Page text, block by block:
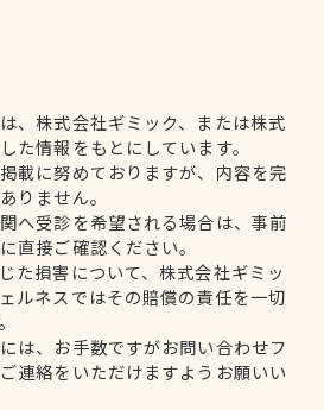
、株式会社ギミック、または株式
た情報をもとにしています。
載に努めておりますが、内容を完
りません。
へ受診を希望される場合は、事前
直接ご確認ください。
た損害について、株式会社ギミッ
ルネスではその賠償の責任を一切
は、お手数ですがお問い合わせフ
連絡をいただけますようお願いい